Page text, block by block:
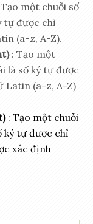
một chuỗi số
tự được chỉ
(a-z, A-Z).
: Tạo một
là số ký tự được
Latin (a-z, A-Z)
): Tạo một chuỗi
ký tự được chỉ
xác định